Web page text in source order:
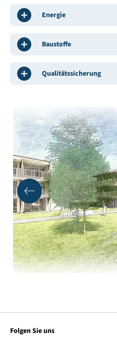
Energie
Baustoffe
Qualitätssicherung
Folgen Sie uns